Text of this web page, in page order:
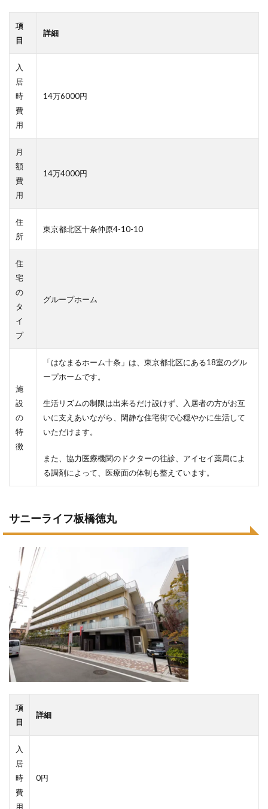
項
目
詳細
入
居
時
費
用
14万6000円
月
額
費
用
14万4000円
住
所
東京都北区十条仲原4-10-10
住
宅
の
タ
イ
プ
グループホーム
施
設
の
特
徴
「はなまるホーム十条」は、東京都北区にある18室のグル
ープホームです。
生活リズムの制限は出来るだけ設けず、入居者の方がお互
いに支えあいながら、閑静な住宅街で心穏やかに生活して
いただけます。
また、協力医療機関のドクターの往診、アイセイ薬局によ
る調剤によって、医療面の体制も整えています。
サニーライフ板橋徳丸
項
目
詳細
入
居
時
費
用
0円